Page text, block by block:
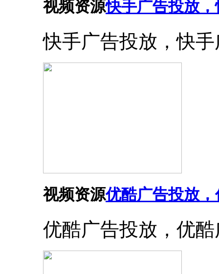
视频资源快手广告投放
快手广告投放，快
视频资源优酷广告投放
优酷广告投放，优